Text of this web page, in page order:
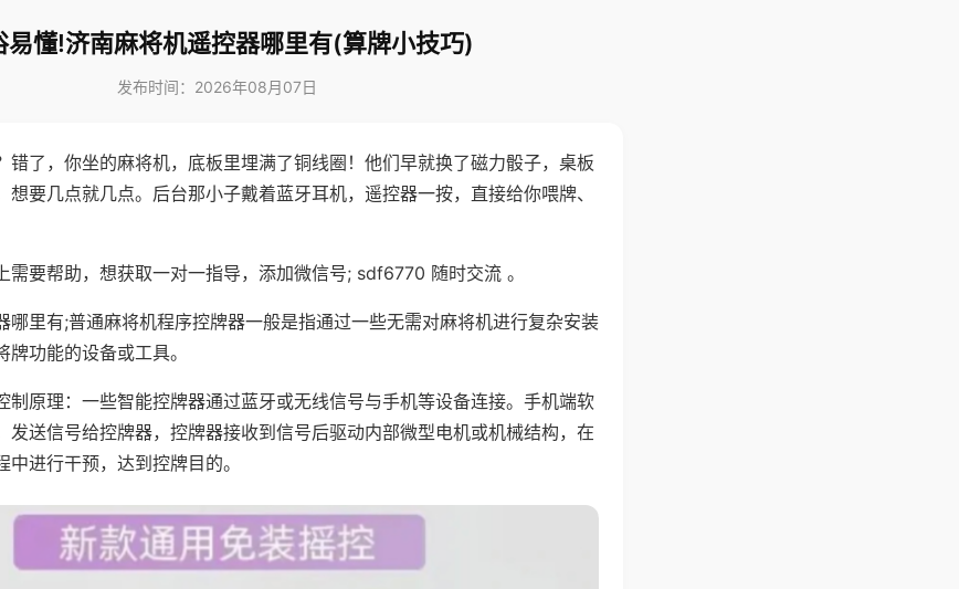
易懂!济南麻将机遥控器哪里有(算牌小技巧)
发布时间：2026年08月07日
错了，你坐的麻将机，底板里埋满了铜线圈！他们早就换了磁力骰子，桌板
想要几点就几点。后台那小子戴着蓝牙耳机，遥控器一按，直接给你喂牌、
需要帮助，想获取一对一指导，添加微信号; sdf6770 随时交流 。
哪里有;普通麻将机程序控牌器一般是指通过一些无需对麻将机进行复杂安装
功能的设备或工具。
制原理：一些智能控牌器通过蓝牙或无线信号与手机等设备连接。手机端软
发送信号给控牌器，控牌器接收到信号后驱动内部微型电机或机械结构，在
进行干预，达到控牌目的。